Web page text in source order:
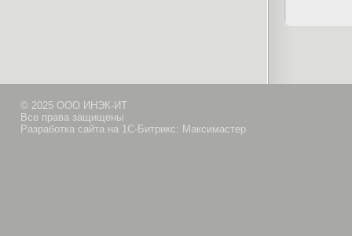
© 2025 ООО ИНЭК-ИТ
Все права защищены
Разработка сайта на 1С-Битрикс: Максимастер